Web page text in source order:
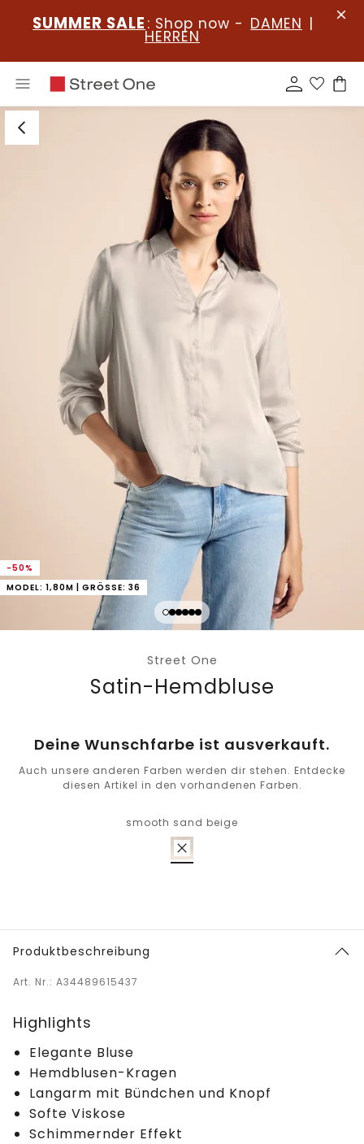
SUMMER SALE : Shop now - DAMEN |
HERREN
-50%
MODEL: 1,80M | GRÖSSE: 36
Street One
Satin-Hemdbluse
Deine Wunschfarbe ist ausverkauft.
Auch unsere anderen Farben werden dir stehen. Entdecke
diesen Artikel in den vorhandenen Farben.
smooth sand beige
Produktbeschreibung
Art. Nr.: A34489615437
Highlights
Elegante Bluse
Hemdblusen-Kragen
Langarm mit Bündchen und Knopf
Softe Viskose
Schimmernder Effekt